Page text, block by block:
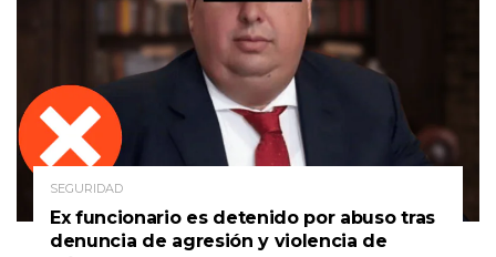
SEGURIDAD
Ex funcionario es detenido por abuso tras
denuncia de agresión y violencia de